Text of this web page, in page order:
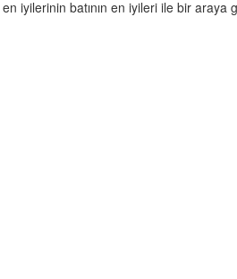
iyilerinin batının en iyileri ile bir araya